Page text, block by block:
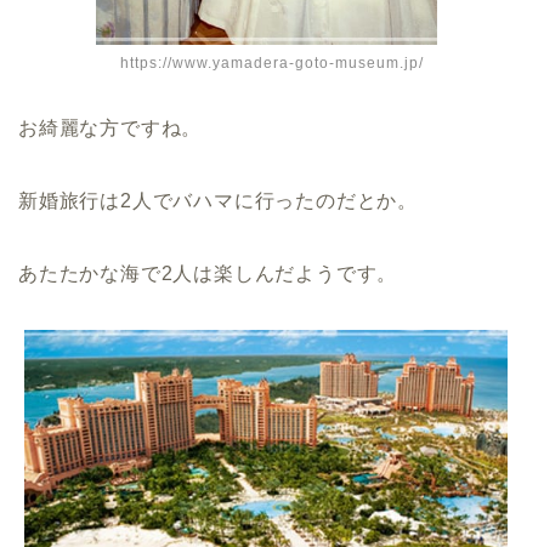
https://www.yamadera-goto-museum.jp/
お綺麗な方ですね。
新婚旅行は2人でバハマに行ったのだとか。
あたたかな海で2人は楽しんだようです。